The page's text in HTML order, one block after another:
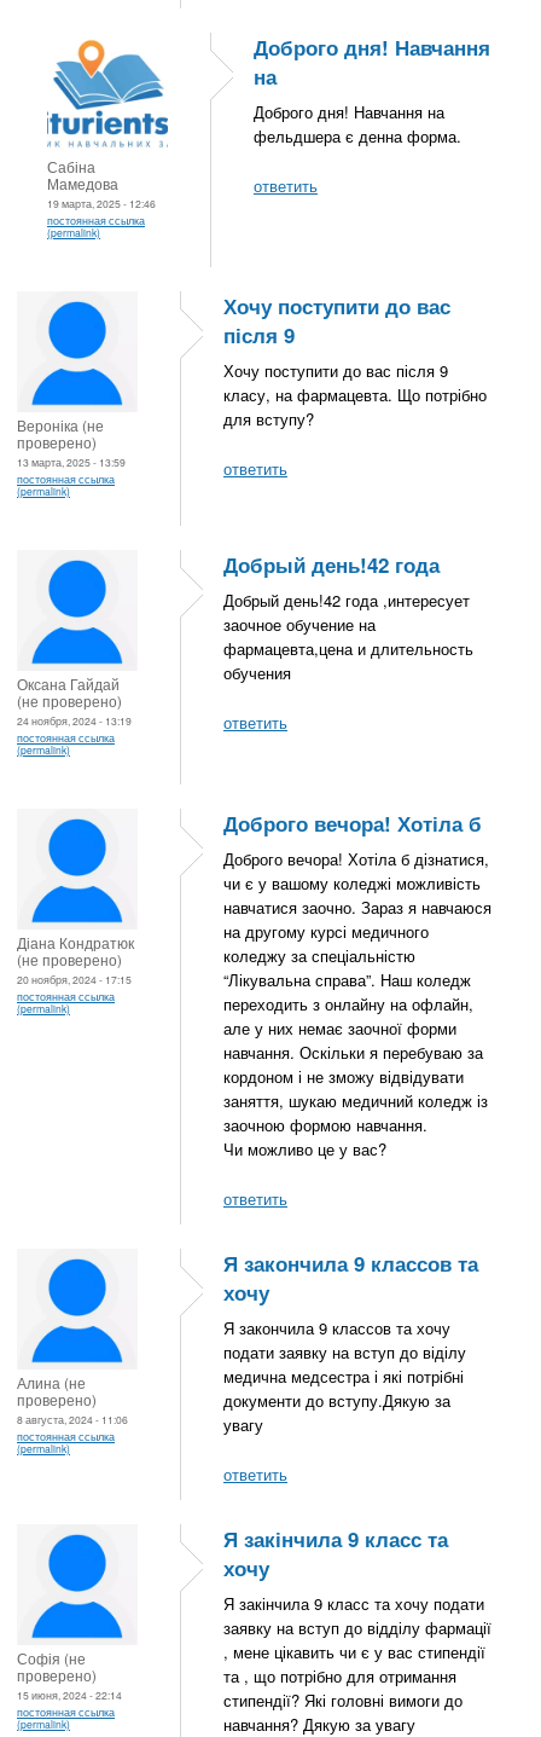
Сабіна
Мамедова
19 марта, 2025 - 12:46
постоянная ссылка
(permalink)
Доброго дня! Навчання
на
Доброго дня! Навчання на
фельдшера є денна форма.
ответить
Вероніка (не
проверено)
13 марта, 2025 - 13:59
постоянная ссылка
(permalink)
Хочу поступити до вас
після 9
Хочу поступити до вас після 9
класу, на фармацевта. Що потрібно
для вступу?
ответить
Оксана Гайдай
(не проверено)
24 ноября, 2024 - 13:19
постоянная ссылка
(permalink)
Добрый день!42 года
Добрый день!42 года ,интересует
заочное обучение на
фармацевта,цена и длительность
обучения
ответить
Діана Кондратюк
(не проверено)
20 ноября, 2024 - 17:15
постоянная ссылка
(permalink)
Доброго вечора! Хотіла б
Доброго вечора! Хотіла б дізнатися,
чи є у вашому коледжі можливість
навчатися заочно. Зараз я навчаюся
на другому курсі медичного
коледжу за спеціальністю
“Лікувальна справа”. Наш коледж
переходить з онлайну на офлайн,
але у них немає заочної форми
навчання. Оскільки я перебуваю за
кордоном і не зможу відвідувати
заняття, шукаю медичний коледж із
заочною формою навчання.
Чи можливо це у вас?
ответить
Алина (не
проверено)
8 августа, 2024 - 11:06
постоянная ссылка
(permalink)
Я закончила 9 классов та
хочу
Я закончила 9 классов та хочу
подати заявку на вступ до віділу
медична медсестра і які потрібні
документи до вступу.Дякую за
увагу
ответить
Софія (не
проверено)
15 июня, 2024 - 22:14
постоянная ссылка
(permalink)
Я закінчила 9 класс та
хочу
Я закінчила 9 класс та хочу подати
заявку на вступ до відділу фармації
, мене цікавить чи є у вас стипендії
та , що потрібно для отримання
стипендії? Які головні вимоги до
навчання? Дякую за увагу